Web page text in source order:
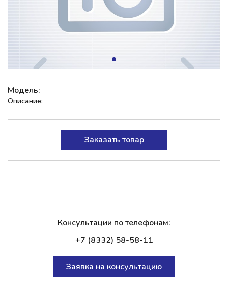
Модель:
Описание:
Заказать товар
Консультации по телефонам:
+7 (8332) 58-58-11
Заявка на консультацию